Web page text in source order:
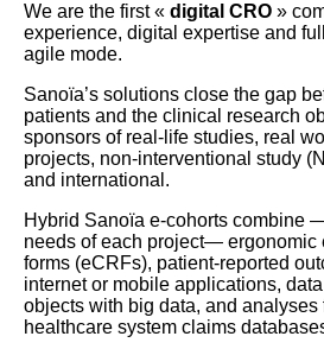
We are the first « digital CRO »
experience, digital expertise and
agile mode.
Sanoïa’s solutions close the gap
patients and the clinical research
sponsors of real-life studies, real
projects, non-interventional study
and international.
Hybrid Sanoïa e-cohorts combine
needs of each project— ergonomic
forms (eCRFs), patient-reported
internet or mobile applications,
objects with big data, and analyses
healthcare system claims